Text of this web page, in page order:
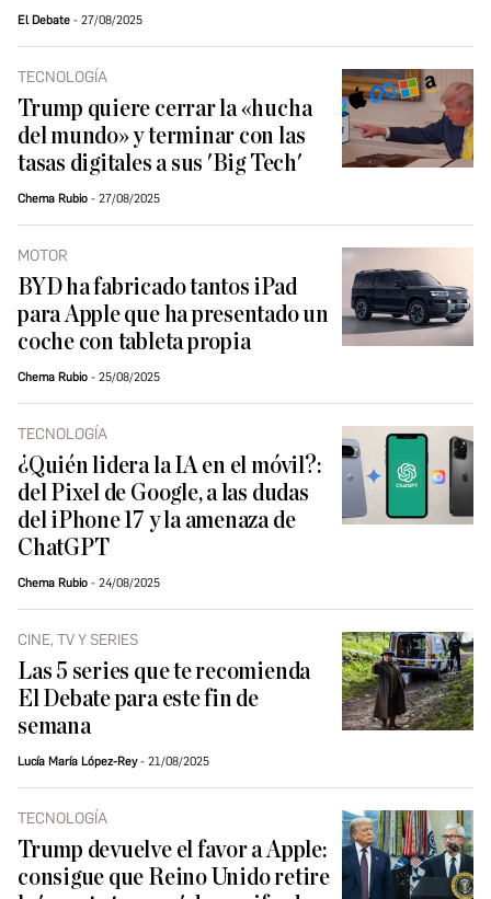
El Debate 27/08/2025
TECNOLOGÍA
Trump quiere cerrar la «hucha
del mundo» y terminar con las
tasas digitales a sus 'Big Tech'
Chema Rubio 27/08/2025
MOTOR
BYD ha fabricado tantos iPad
para Apple que ha presentado un
coche con tableta propia
Chema Rubio 25/08/2025
TECNOLOGÍA
¿Quién lidera la IA en el móvil?:
del Pixel de Google, a las dudas
del iPhone 17 y la amenaza de
ChatGPT
Chema Rubio 24/08/2025
CINE, TV Y SERIES
Las 5 series que te recomienda
El Debate para este fin de
semana
Lucía María López-Rey 21/08/2025
TECNOLOGÍA
Trump devuelve el favor a Apple:
consigue que Reino Unido retire